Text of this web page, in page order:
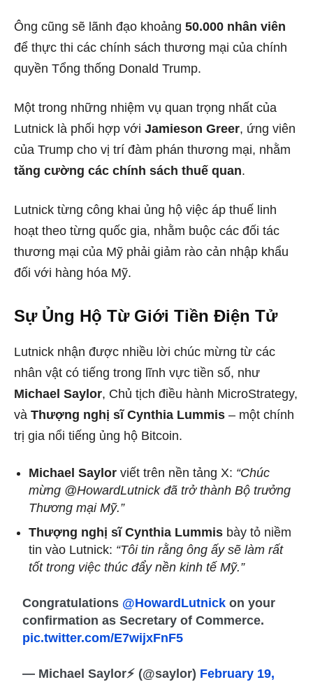
Ông cũng sẽ lãnh đạo khoảng 50.000 nhân viên
để thực thi các chính sách thương mại của chính
quyền Tổng thống Donald Trump.
Một trong những nhiệm vụ quan trọng nhất của
Lutnick là phối hợp với Jamieson Greer, ứng viên
của Trump cho vị trí đàm phán thương mại, nhằm
tăng cường các chính sách thuế quan.
Lutnick từng công khai ủng hộ việc áp thuế linh
hoạt theo từng quốc gia, nhằm buộc các đối tác
thương mại của Mỹ phải giảm rào cản nhập khẩu
đối với hàng hóa Mỹ.
Sự Ủng Hộ Từ Giới Tiền Điện Tử
Lutnick nhận được nhiều lời chúc mừng từ các
nhân vật có tiếng trong lĩnh vực tiền số, như
Michael Saylor, Chủ tịch điều hành MicroStrategy,
và Thượng nghị sĩ Cynthia Lummis – một chính
trị gia nổi tiếng ủng hộ Bitcoin.
Michael Saylor viết trên nền tảng X: “Chúc
mừng @HowardLutnick đã trở thành Bộ trưởng
Thương mại Mỹ.”
Thượng nghị sĩ Cynthia Lummis bày tỏ niềm
tin vào Lutnick: “Tôi tin rằng ông ấy sẽ làm rất
tốt trong việc thúc đẩy nền kinh tế Mỹ.”
Congratulations @HowardLutnick on your
confirmation as Secretary of Commerce.
pic.twitter.com/E7wijxFnF5
— Michael Saylor⚡️ (@saylor) February 19,